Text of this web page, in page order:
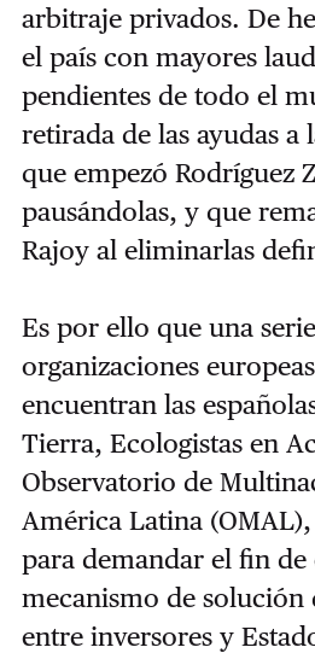
arbitraje privados. De
el país con mayores
pendientes de todo el
retirada de las ayudas a
que empezó Rodríguez
pausándolas, y que
Rajoy al eliminarlas
Es por ello que una
organizaciones
encuentran las
Tierra, Ecologistas en
Observatorio de
América Latina
para demandar el fin de
mecanismo de solución
entre inversores y